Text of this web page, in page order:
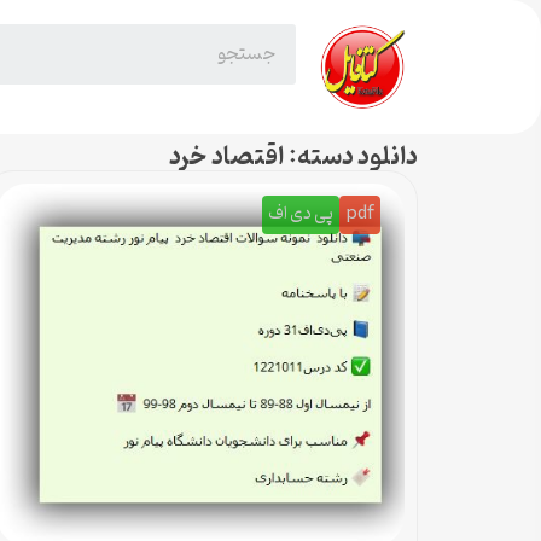
دانلود دسته: اقتصاد خرد
pdf پی دی اف